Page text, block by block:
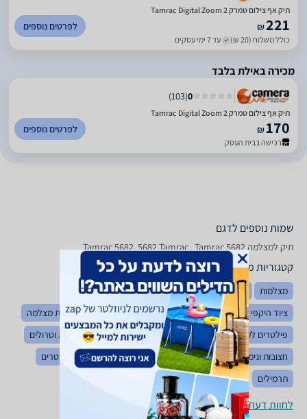
תיק אף צילום טמרק Tamrac Digital Zoom 2
₪221
כולל משלוח (20 ₪) עד 7 ימי עסקים
לפרטים נוספים
מכירה באילת בלבד
0
(
103
)
תיק אף צילום טמרק Tamrac Digital Zoom 2
₪170
רכישה בבית העסק
לפרטים נוספים
שמות נוספים לדגם
תיק למצלמה Tamrac 5682, 5682 Tamrac , Tamrac 5682
קטגוריות משלימות
מצלמות גריפים למצלמות
הדפסת תמונות דיגיטליות
ציוד היקפי לצילום
סוללות למצלמות מצלמות וידאו
עדשות מצלמה
פילטרים לעדשות
מגני שמש לעדשות רקעי צילום
מזוודות וטרולים
חצובות וגימבלים
אביזרים למצלמות אקסטרים
מצלמות אקסטרים
תרמילים
לחוות דעת ופרטי החנויות